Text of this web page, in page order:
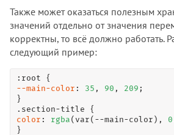
Также может оказаться полезным
значений отдельно от значения
корректны, то всё должно работать.
следующий пример:
:root
--main-color : 35 , 90 , 209 ;
.section-title
color : rgba (var(--main-color), 0
}